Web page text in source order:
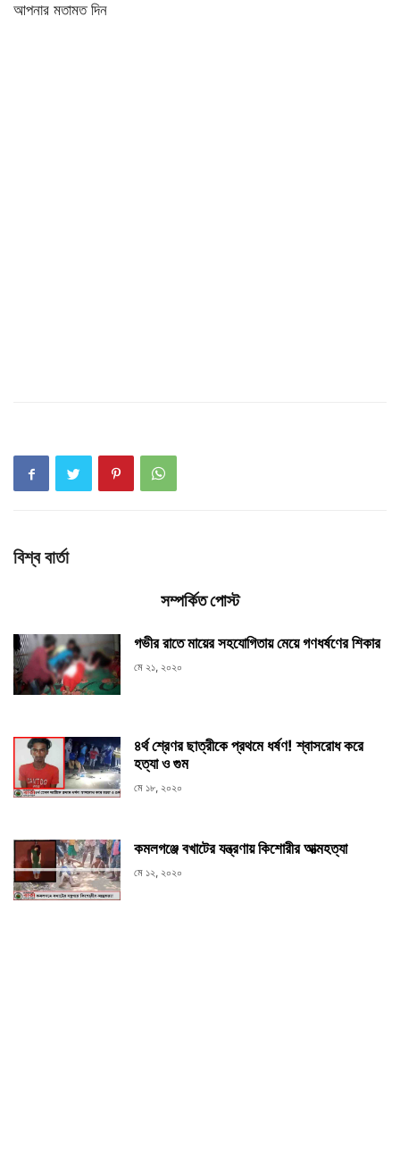
আপনার মতামত দিন
বিশ্ব বার্তা
সম্পর্কিত পোস্ট
গভীর রাতে মায়ের সহযোগিতায় মেয়ে গণধর্ষণের শিকার
মে ২১, ২০২০
৪র্থ শ্রেণর ছাত্রীকে প্রথমে ধর্ষণ! শ্বাসরোধ করে
হত্যা ও গুম
মে ১৮, ২০২০
কমলগঞ্জে বখাটের যন্ত্রণায় কিশোরীর আত্মহত্যা
মে ১২, ২০২০